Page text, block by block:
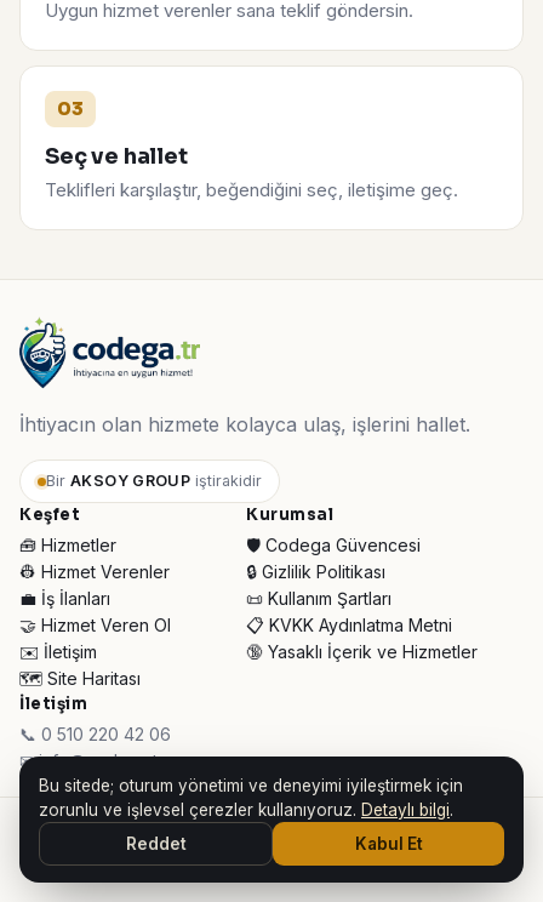
Uygun hizmet verenler sana teklif göndersin.
03
Seç ve hallet
Teklifleri karşılaştır, beğendiğini seç, iletişime geç.
İhtiyacın olan hizmete kolayca ulaş, işlerini hallet.
Bir AKSOY GROUP iştirakidir
Keşfet
🧰 Hizmetler
👷 Hizmet Verenler
💼 İş İlanları
🤝 Hizmet Veren Ol
✉️ İletişim
🗺️ Site Haritası
Kurumsal
🛡️ Codega Güvencesi
🔒 Gizlilik Politikası
📜 Kullanım Şartları
📋 KVKK Aydınlatma Metni
🔞 Yasaklı İçerik ve Hizmetler
İletişim
📞 0 510 220 42 06
✉ info@codega.tr
© 2026 Codega Hizmet Pazaryeri ·
AKSOY GROUP iştirakidir
👥 Toplam Ziyaretçi:33.979 · Bugün:331
Bu sitede; oturum yönetimi ve deneyimi iyileştirmek için
zorunlu ve işlevsel çerezler kullanıyoruz. Detaylı bilgi.
Reddet
Kabul Et